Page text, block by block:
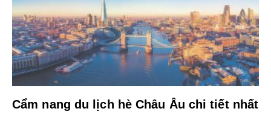
Cẩm nang du lịch hè Châu Âu chi tiết nhất